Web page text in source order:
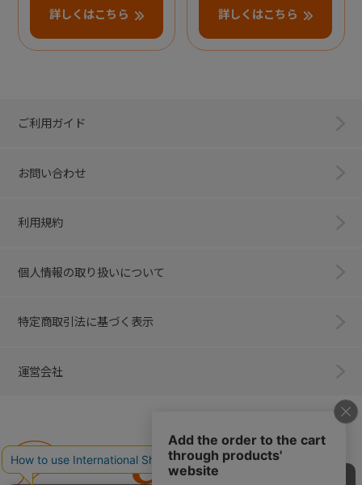
詳しくはこちら 詳しくはこちら
ご利用ガイド
お問い合わせ
利用規約
個人情報の取り扱いについて
特定商取引法に基づく表示
運営会社